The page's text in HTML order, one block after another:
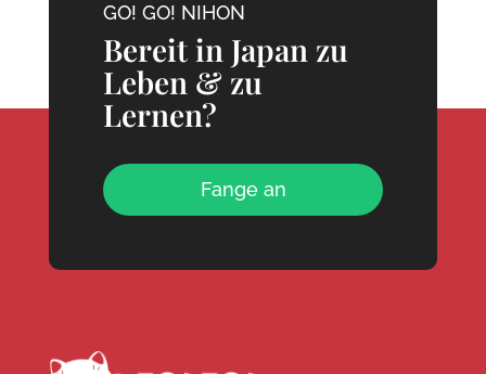
GO! GO! NIHON
Bereit in Japan zu
Leben & zu
Lernen?
Fange an